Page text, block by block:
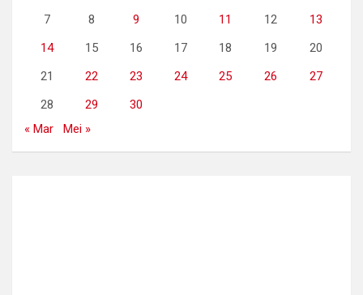
7
8 9 10 11 12
13
14
15 16 17 18 19
20
21
22 23 24 25 26
27
28
29
30
« Mar
Mei »